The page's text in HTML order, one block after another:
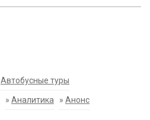
Автобусные туры
» Аналитика » Анонс